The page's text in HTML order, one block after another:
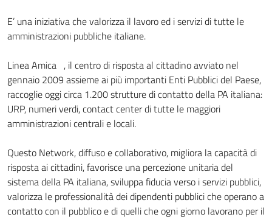
E’ una iniziativa che valorizza il lavoro ed i servizi di tutte le
amministrazioni pubbliche italiane.
Linea Amica , il centro di risposta al cittadino avviato nel
gennaio 2009 assieme ai più importanti Enti Pubblici del Paese,
raccoglie oggi circa 1.200 strutture di contatto della PA italiana:
URP, numeri verdi, contact center di tutte le maggiori
amministrazioni centrali e locali.
Questo Network, diffuso e collaborativo, migliora la capacità di
risposta ai cittadini, favorisce una percezione unitaria del
sistema della PA italiana, sviluppa fiducia verso i servizi pubblici,
valorizza le professionalità dei dipendenti pubblici che operano a
contatto con il pubblico e di quelli che ogni giorno lavorano per il